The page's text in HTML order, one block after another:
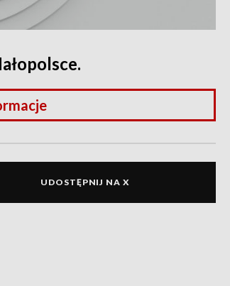
UDOSTĘPNIJ NA X